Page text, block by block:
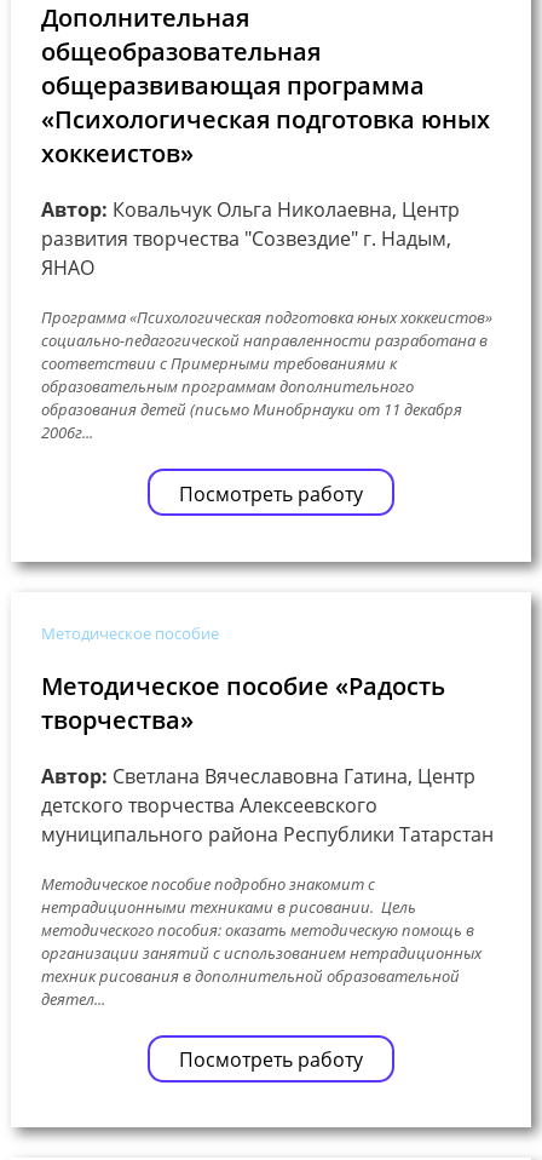
Дополнительная
общеобразовательная
общеразвивающая программа
«Психологическая подготовка юных
хоккеистов»
Автор: Ковальчук Ольга Николаевна, Центр
развития творчества "Созвездие" г. Надым,
ЯНАО
Программа «Психологическая подготовка юных хоккеистов»
социально-педагогической направленности разработана в
соответствии с Примерными требованиями к
образовательным программам дополнительного
образования детей (письмо Минобрнауки от 11 декабря
2006г...
Посмотреть работу
Методическое пособие
Методическое пособие «Радость
творчества»
Автор: Светлана Вячеславовна Гатина, Центр
детского творчества Алексеевского
муниципального района Республики Татарстан
Методическое пособие подробно знакомит с
нетрадиционными техниками в рисовании. Цель
методического пособия: оказать методическую помощь в
организации занятий с использованием нетрадиционных
техник рисования в дополнительной образовательной
деятел...
Посмотреть работу